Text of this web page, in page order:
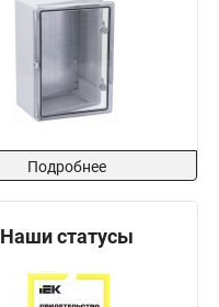
Подробнее
Наши статусы